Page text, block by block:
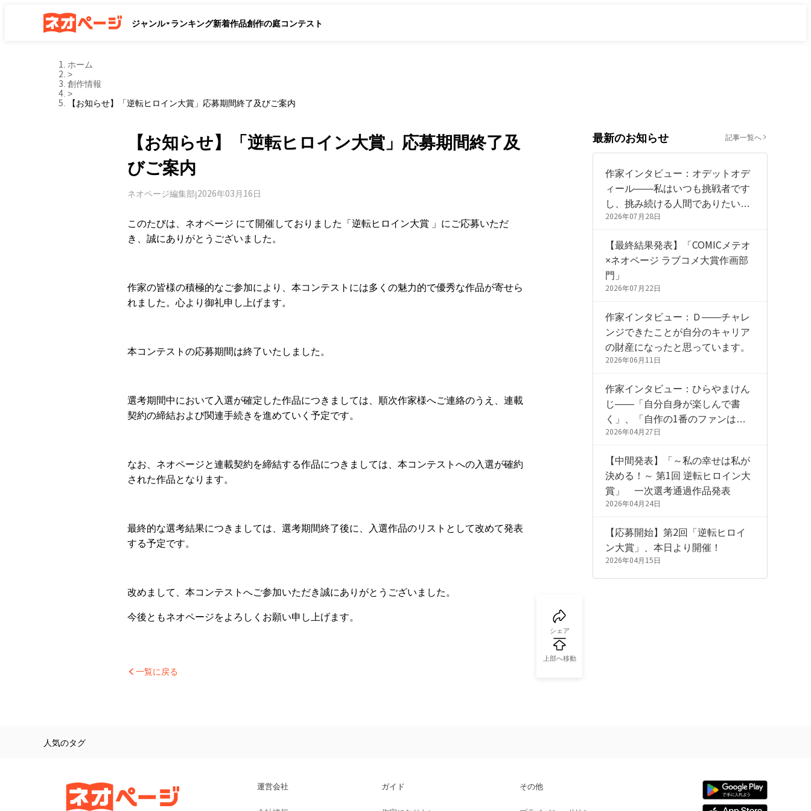
ジャンル ランキング新着作品創作の庭コンテスト
ホーム
>
創作情報
>
【お知らせ】「逆転ヒロイン大賞」応募期間終了及びご案内
【お知らせ】「逆転ヒロイン大賞」応募期間終了及
びご案内
ネオページ編集部|2026年03月16日
このたびは、ネオページ にて開催しておりました「逆転ヒロイン大賞 」にご応募いただ
き、誠にありがとうございました。
作家の皆様の積極的なご参加により、本コンテストには多くの魅力的で優秀な作品が寄せら
れました。心より御礼申し上げます。
本コンテストの応募期間は終了いたしました。
選考期間中において入選が確定した作品につきましては、順次作家様へご連絡のうえ、連載
契約の締結および関連手続きを進めていく予定です。
なお、ネオページと連載契約を締結する作品につきましては、本コンテストへの入選が確約
された作品となります。
最終的な選考結果につきましては、選考期間終了後に、入選作品のリストとして改めて発表
する予定です。
改めまして、本コンテストへご参加いただき誠にありがとうございました。
今後ともネオページをよろしくお願い申し上げます。
一覧に戻る
シェア
上部へ移動
最新のお知らせ 記事一覧へ
作家インタビュー：オデットオデ
ィール——私はいつも挑戦者です
し、挑み続ける人間でありたいで
す。
2026年07月28日
【最終結果発表】「COMICメテオ
×ネオページ ラブコメ大賞作画部
門」
2026年07月22日
作家インタビュー：Ｄ——チャレ
ンジできたことが自分のキャリア
の財産になったと思っています。
2026年06月11日
作家インタビュー：ひらやまけん
じ——「自分自身が楽しんで書
く」、「自作の1番のファンは自
分自身」という考えを大事に持ち
2026年04月27日
【中間発表】「～私の幸せは私が
決める！～ 第1回 逆転ヒロイン大
賞」 一次選考通過作品発表
2026年04月24日
【応募開始】第2回「逆転ヒロイ
ン大賞」、本日より開催！
2026年04月15日
人気のタグ
運営会社 ガイド その他